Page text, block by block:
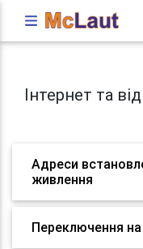
Інтернет та
Адреси
живлення
Переключення на